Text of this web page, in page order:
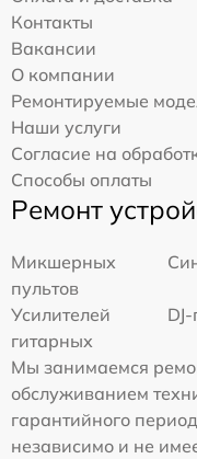
Контакты
Вакансии
О компании
Ремонтируемые
Наши услуги
Согласие на
Способы оплаты
Ремонт
Микшерных
пультов
Усилителей
гитарных
Мы занимаемся
обслуживанием
гарантийного
независимо и не